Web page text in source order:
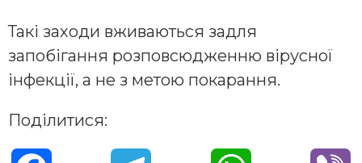
Такі заходи вживаються задля
запобігання розповсюдженню вірусної
інфекції, а не з метою покарання.
Поділитися: